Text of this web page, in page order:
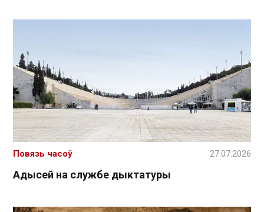
Адысей на службе дыктатуры
Повязь часоў 27.07.2026